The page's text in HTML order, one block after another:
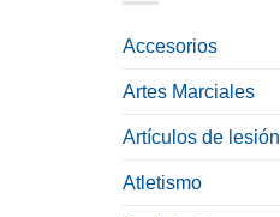
Accesorios
Artes Marciales
Artículos de lesión
Atletismo